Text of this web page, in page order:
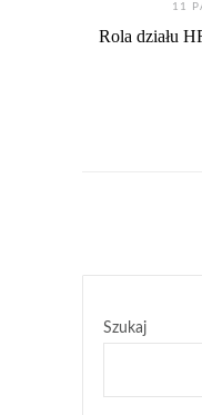
11
Rola działu
Szukaj